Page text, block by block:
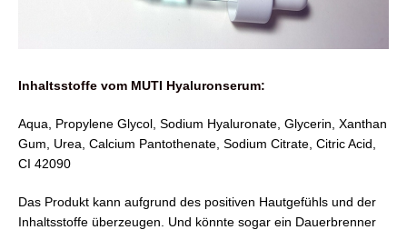
Inhaltsstoffe vom MUTI Hyaluronserum:
Aqua, Propylene Glycol, Sodium Hyaluronate, Glycerin, Xanthan
Gum, Urea, Calcium Pantothenate, Sodium Citrate, Citric Acid,
CI 42090
Das Produkt kann aufgrund des positiven Hautgefühls und der
Inhaltsstoffe überzeugen. Und könnte sogar ein Dauerbrenner